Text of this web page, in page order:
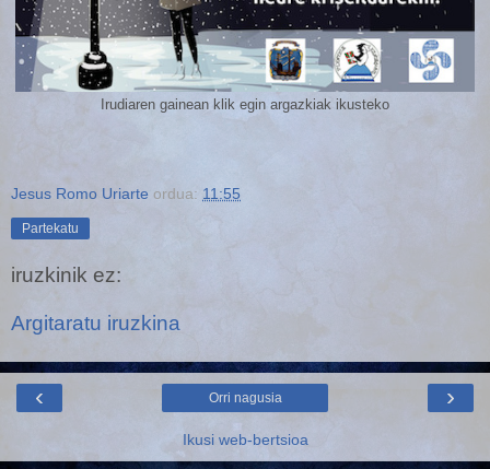
Irudiaren gainean klik egin argazkiak ikusteko
Jesus Romo Uriarte ordua: 11:55
Partekatu
iruzkinik ez:
Argitaratu iruzkina
‹ ›
Orri nagusia
Ikusi web-bertsioa